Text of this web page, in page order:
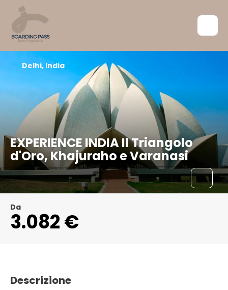
EXPERIENCE INDIA Il Triangolo
d'Oro, Khajuraho e Varanasi
Delhi, India
Da
3.082 €
Descrizione